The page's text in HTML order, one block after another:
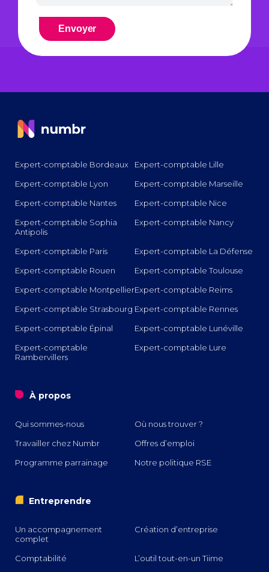
Expert-comptable Bordeaux
Expert-comptable Lille
Expert-comptable Lyon
Expert-comptable Marseille
Expert-comptable Nantes
Expert-comptable Nice
Expert-comptable Sophia
Antipolis
Expert-comptable Nancy
Expert-comptable Paris
Expert-comptable La Défense
Expert-comptable Rouen
Expert-comptable Toulouse
Expert-comptable MontpellierExpert-comptable Reims
Expert-comptable Strasbourg Expert-comptable Rennes
Expert-comptable Épinal
Expert-comptable Lunéville
Expert-comptable
Rambervillers
Expert-comptable Lure
o À propos
Qui sommes-nous
Où nous trouver ?
Travailler chez Numbr
Offres d’emploi
Programme parrainage
Notre politique RSE
i Entreprendre
Un accompagnement
complet
Création d’entreprise
Comptabilité
L’outil tout-en-un Tiime